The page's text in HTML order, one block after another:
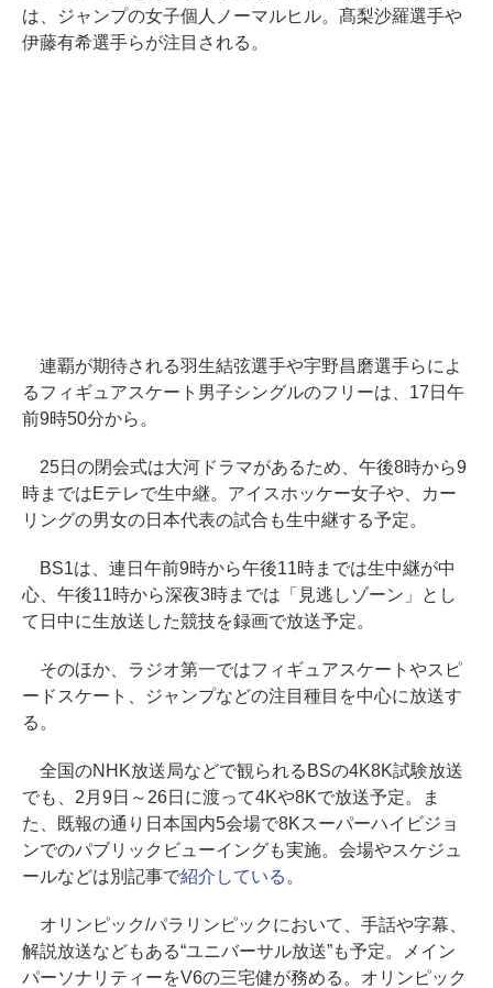
は、ジャンプの女子個人ノーマルヒル。髙梨沙羅選手や
伊藤有希選手らが注目される。
連覇が期待される羽生結弦選手や宇野昌磨選手らによ
るフィギュアスケート男子シングルのフリーは、17日午
前9時50分から。
25日の閉会式は大河ドラマがあるため、午後8時から9
時まではEテレで生中継。アイスホッケー女子や、カー
リングの男女の日本代表の試合も生中継する予定。
BS1は、連日午前9時から午後11時までは生中継が中
心、午後11時から深夜3時までは「見逃しゾーン」とし
て日中に生放送した競技を録画で放送予定。
そのほか、ラジオ第一ではフィギュアスケートやスピ
ードスケート、ジャンプなどの注目種目を中心に放送す
る。
全国のNHK放送局などで観られるBSの4K8K試験放送
でも、2月9日～26日に渡って4Kや8Kで放送予定。ま
た、既報の通り日本国内5会場で8Kスーパーハイビジョ
ンでのパブリックビューイングも実施。会場やスケジュ
ールなどは別記事で紹介している 。
オリンピック/パラリンピックにおいて、手話や字幕、
解説放送などもある“ユニバーサル放送”も予定。メイン
パーソナリティーをV6の三宅健が務める。オリンピック